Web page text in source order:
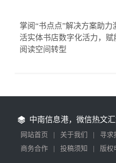
掌阅“书点点”解决方案助力
活实体书店数字化活力，赋
阅读空间转型
中南信息港，微信热文汇
网站首页 关于我们 寻求
商务合作
投稿须知 版权